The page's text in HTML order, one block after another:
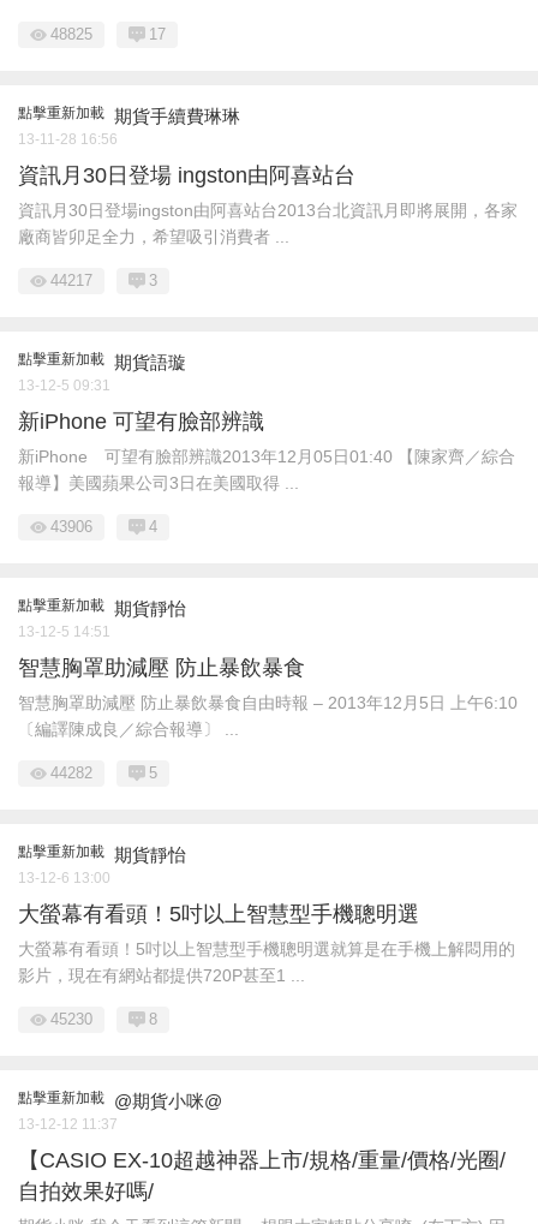
48825 17
點擊重新加載 期貨手續費琳琳
13-11-28 16:56
資訊月30日登場 ingston由阿喜站台
資訊月30日登場ingston由阿喜站台2013台北資訊月即將展開，各家
廠商皆卯足全力，希望吸引消費者 ...
44217 3
點擊重新加載 期貨語璇
13-12-5 09:31
新iPhone 可望有臉部辨識
新iPhone 可望有臉部辨識2013年12月05日01:40 【陳家齊／綜合
報導】美國蘋果公司3日在美國取得 ...
43906 4
點擊重新加載 期貨靜怡
13-12-5 14:51
智慧胸罩助減壓 防止暴飲暴食
智慧胸罩助減壓 防止暴飲暴食自由時報 – 2013年12月5日 上午6:10
〔編譯陳成良／綜合報導〕 ...
44282 5
點擊重新加載 期貨靜怡
13-12-6 13:00
大螢幕有看頭！5吋以上智慧型手機聰明選
大螢幕有看頭！5吋以上智慧型手機聰明選就算是在手機上解悶用的
影片，現在有網站都提供720P甚至1 ...
45230 8
點擊重新加載 @期貨小咪@
13-12-12 11:37
【CASIO EX-10超越神器上市/規格/重量/價格/光圈/
自拍效果好嗎/